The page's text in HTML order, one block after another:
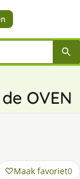
OVEN
Maak favoriet0